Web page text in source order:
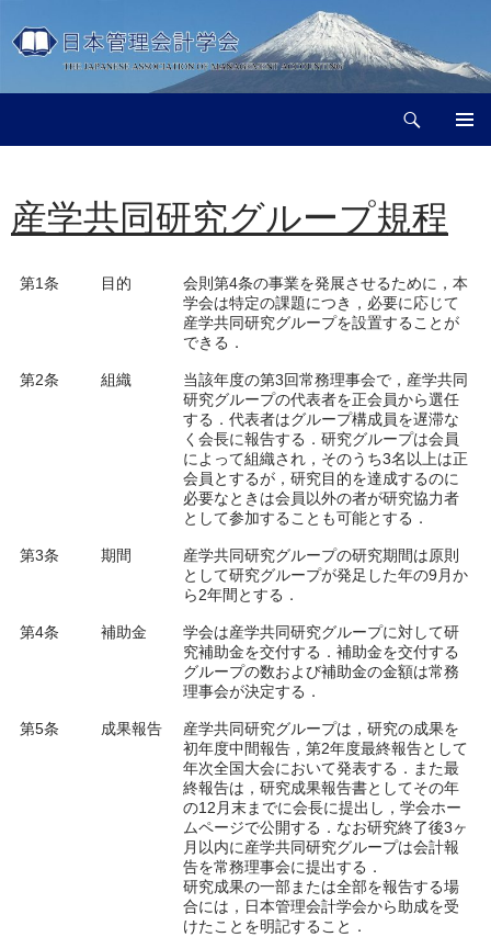
ン
ン
へ
ッ産学共同研究グループ規程
第1条 目的
会則第4条の事業を発展させるために，本
学会は特定の課題につき，必要に応じて
産学共同研究グループを設置することが
できる．
第2条 組織
当該年度の第3回常務理事会で，産学共同
研究グループの代表者を正会員から選任
する．代表者はグループ構成員を遅滞な
く会長に報告する．研究グループは会員
によって組織され，そのうち3名以上は正
会員とするが，研究目的を達成するのに
必要なときは会員以外の者が研究協力者
として参加することも可能とする．
第3条 期間
産学共同研究グループの研究期間は原則
として研究グループが発足した年の9月か
ら2年間とする．
第4条 補助金
学会は産学共同研究グループに対して研
究補助金を交付する．補助金を交付する
グループの数および補助金の金額は常務
理事会が決定する．
第5条 成果報告
産学共同研究グループは，研究の成果を
初年度中間報告，第2年度最終報告として
年次全国大会において発表する．また最
終報告は，研究成果報告書としてその年
の12月末までに会長に提出し，学会ホー
ムページで公開する．なお研究終了後3ヶ
月以内に産学共同研究グループは会計報
告を常務理事会に提出する．
研究成果の一部または全部を報告する場
合には，日本管理会計学会から助成を受
けたことを明記すること．